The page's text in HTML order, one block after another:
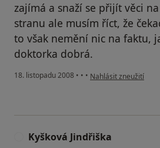
zajímá a snaží se přijít věci
stranu ale musím říct, že
to však nemění nic na faktu,
doktorka dobrá.
18. listopadu 2008 • • • podle názoru
Nahlásit zneužití
Kyšková Jindřiška